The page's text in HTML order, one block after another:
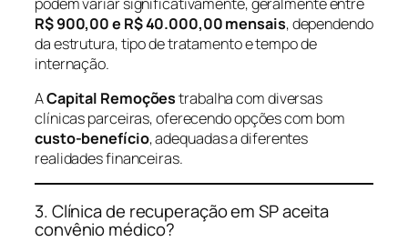
R$ 900,00 e R$ 40.000,00 mensais, dependendo
da estrutura, tipo de tratamento e tempo de
internação.
ACapital Remoçõestrabalha com diversas
clínicas parceiras, oferecendo opções com bom
custo-benefício, adequadas a diferentes
realidades financeiras.
3. Clínica de recuperação em SP aceita
convênio médico?